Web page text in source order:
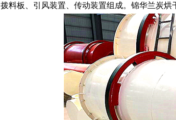
1 2 3
拨料板、引风装置、传动装置组成。锦华兰炭烘